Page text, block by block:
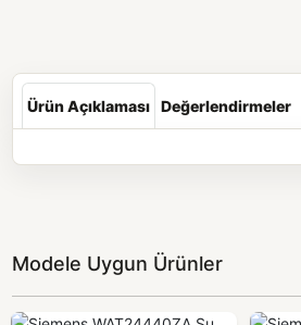
Ürün Açıklaması Değerlendirmeler
Modele Uygun Ürünler